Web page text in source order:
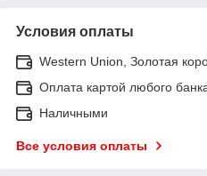
Условия оплаты
Western Union, Золотая
Оплата картой любого
Наличными
Все условия оплаты